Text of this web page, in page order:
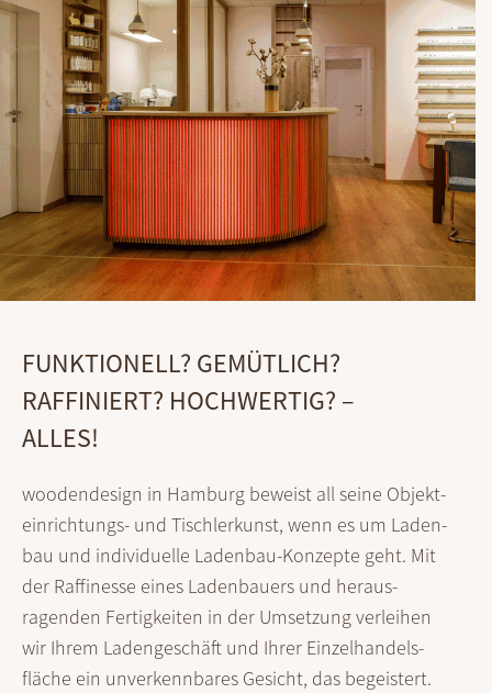
FUNKTIONELL? GEMÜTLICH?
RAFFINIERT? HOCHWERTIG? –
ALLES!
woodendesign in Hamburg beweist all seine Objekt­
ein­richtungs- und Tischler­kunst, wenn es um Laden­
bau und indivi­duelle Laden­bau-Konzepte geht. Mit
der Raffi­nesse eines Laden­bauers und heraus­
ragenden Fertig­keiten in der Umsetzung verleihen
wir Ihrem Laden­geschäft und Ihrer Einzel­handels­
fläche ein unver­kennbares Gesicht, das begeistert.